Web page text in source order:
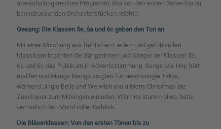
abwechslungsreiches Programm, das von den ersten Tönen bis zu
beeindruckenden Orchesterstücken reichte.
Gesang: Die Klassen 5e, 6a und 6c geben den Ton an
Mit einer Mischung aus fröhlichen Liedern und gefühlvollen
Klassikern brachten die Sängerinnen und Sänger der Klassen 5e,
6a und 6c das Publikum in Adventsstimmung. Songs wie Hey, hört
mal herund Mango Mangosorgten für beschwingte Takte,
während Jingle Bells und We wish you a Merry Christmas die
Zuschauer zum Mitsingen einluden. Wer hier stumm blieb, hatte
vermutlich den Mund voller Gebäck.
Die Bläserklassen: Von den ersten Tönen bis zu